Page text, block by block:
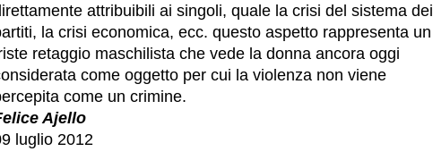
attribuibili ai singoli, quale la crisi del sistema dei
la crisi economica, ecc. questo aspetto rappresenta un
retaggio maschilista che vede la donna ancora oggi
come oggetto per cui la violenza non viene
come un crimine.
Ajello
luglio 2012